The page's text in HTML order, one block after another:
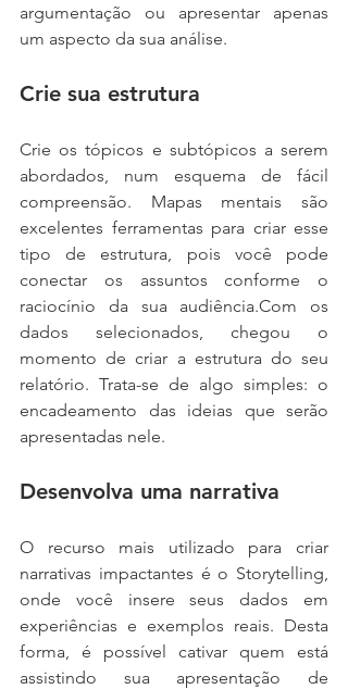
argumentação ou apresentar apenas
um aspecto da sua análise.
Crie sua estrutura
Crie os tópicos e subtópicos a serem
abordados, num esquema de fácil
compreensão. Mapas mentais são
excelentes ferramentas para criar esse
tipo de estrutura, pois você pode
conectar os assuntos conforme o
raciocínio da sua audiência.Com os
dados selecionados, chegou o
momento de criar a estrutura do seu
relatório. Trata-se de algo simples: o
encadeamento das ideias que serão
apresentadas nele.
Desenvolva uma narrativa
O recurso mais utilizado para criar
narrativas impactantes é o Storytelling,
onde você insere seus dados em
experiências e exemplos reais. Desta
forma, é possível cativar quem está
assistindo sua apresentação de